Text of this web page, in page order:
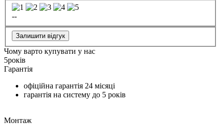
--
Залишити відгук
Чому варто купувати у нас
5років
Гарантія
офіційна гарантія 24 місяці
гарантія на систему до 5 років
Монтаж